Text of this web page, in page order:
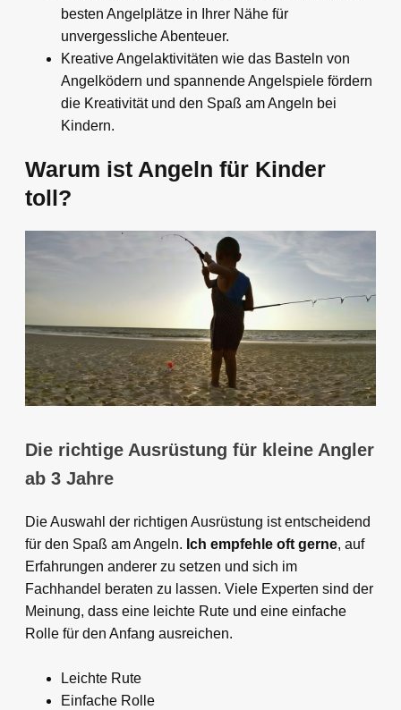
besten Angelplätze in Ihrer Nähe für
unvergessliche Abenteuer.
Kreative Angelaktivitäten wie das Basteln von
Angelködern und spannende Angelspiele fördern
die Kreativität und den Spaß am Angeln bei
Kindern.
Warum ist Angeln für Kinder
toll?
Die richtige Ausrüstung für kleine Angler
ab 3 Jahre
Die Auswahl der richtigen Ausrüstung ist entscheidend
für den Spaß am Angeln. Ich empfehle oft gerne, auf
Erfahrungen anderer zu setzen und sich im
Fachhandel beraten zu lassen. Viele Experten sind der
Meinung, dass eine leichte Rute und eine einfache
Rolle für den Anfang ausreichen.
Leichte Rute
Einfache Rolle